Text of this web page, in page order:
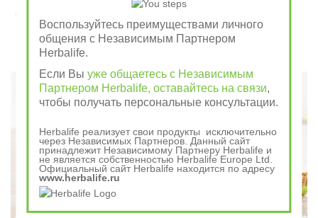
Завтрак съешь сам, обед раздели с другом, ужин
отдай врагу
Воспользуйтесь преимуществами личного
общения с Независимым Партнером
Herbalife.
Если Выуже общаетесь с Независимым
Партнером Herbalife, оставайтесь на связи,
чтобы получать персональные консультации.
Herbalife реализует свои продукты исключительно
через Независимых Партнеров. Данный сайт
принадлежит Независимому Партнеру Herbalife и
не является собственностью Herbalife Europe Ltd.
Официальный сайт Herbalife находится по адресу
www.herbalife.ru